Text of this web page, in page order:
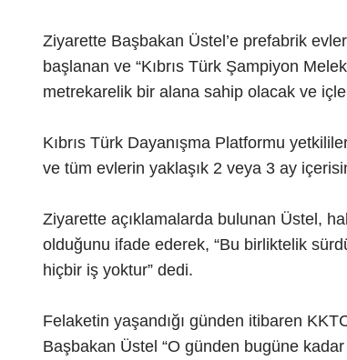
Ziyarette Başbakan Üstel’e prefabrik
başlanan ve “Kıbrıs Türk Şampiyon
metrekarelik bir alana sahip olacak ve
Kıbrıs Türk Dayanışma Platformu
ve tüm evlerin yaklaşık 2 veya 3 ay
Ziyarette açıklamalarda bulunan Üstel,
olduğunu ifade ederek, “Bu birliktelik
hiçbir iş yoktur” dedi.
Felaketin yaşandığı günden itibaren
Başbakan Üstel “O günden bugüne